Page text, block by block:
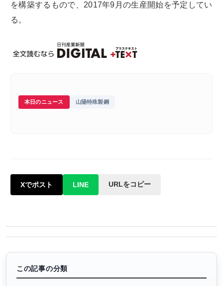
を構築するもので、2017年9月の生産開始を予定してい
る。
本日のニュース 山陽特殊製鋼
Xでポスト LINE URLをコピー
この記事の分類